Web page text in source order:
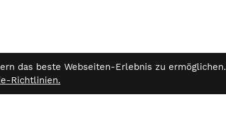
das beste Webseiten-Erlebnis zu ermöglichen.
Richtlinien.